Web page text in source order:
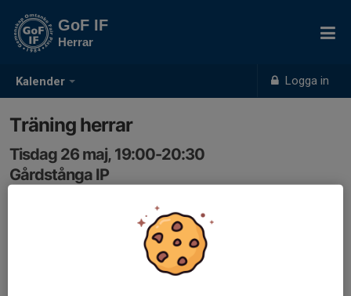
Kalender Logga in
GoF IF
Herrar
Träning herrar
Tisdag 26 maj, 19:00-20:30
Gårdstånga IP